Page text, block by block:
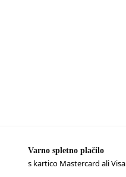
Varno spletno plačilo
s kartico Mastercard ali Visa